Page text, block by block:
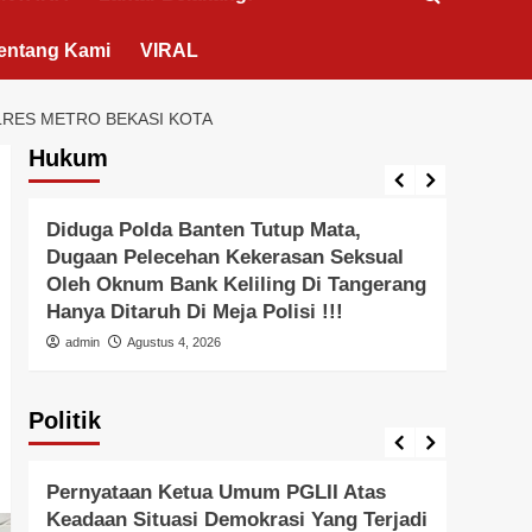
Kami VIRAL
METRO BEKASI KOTA
Hukum
Berita Polisi
Diduga Polda Banten Tutup Mata,
Dugaan Pelecehan Kekerasan Seksual
Oleh Oknum Bank Keliling Di Tangerang
Hanya Ditaruh Di Meja Polisi !!!
admin Agustus 4, 2026
Politik
Pemerintah
Pernyataan Ketua Umum PGLII Atas
Keadaan Situasi Demokrasi Yang Terjadi